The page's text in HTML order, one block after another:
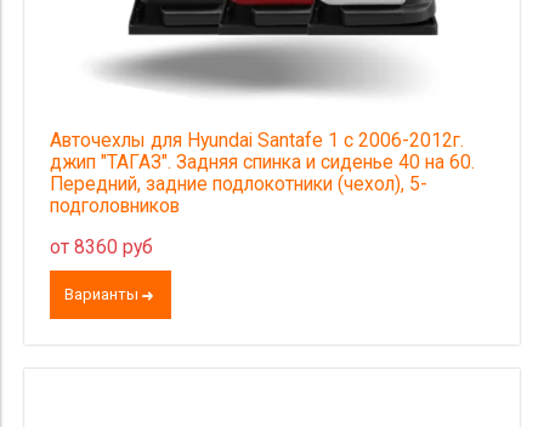
Авточехлы для Hyundai Santafe 1 с 2006-2012г.
джип "ТАГАЗ". Задняя спинка и сиденье 40 на 60.
Передний, задние подлокотники (чехол), 5-
подголовников
от 8360 руб
Варианты